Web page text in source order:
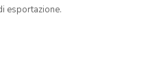
esportazione.